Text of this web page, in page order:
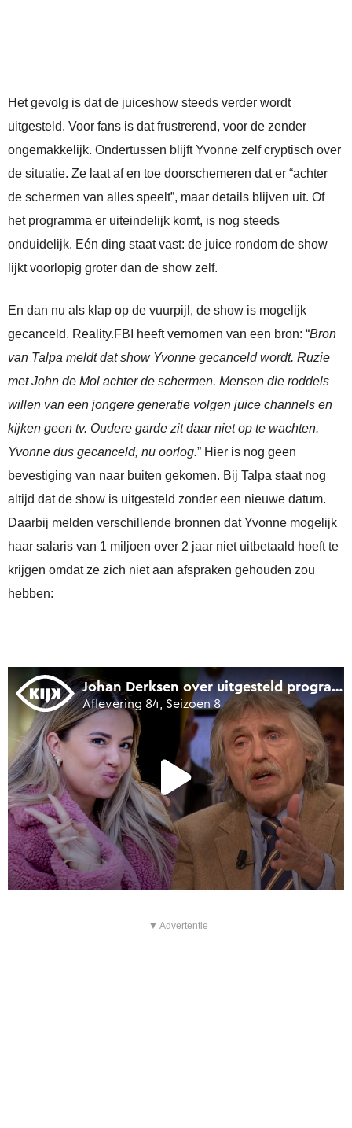
Het gevolg is dat de juiceshow steeds verder wordt
uitgesteld. Voor fans is dat frustrerend, voor de zender
ongemakkelijk. Ondertussen blijft Yvonne zelf cryptisch over
de situatie. Ze laat af en toe doorschemeren dat er “achter
de schermen van alles speelt”, maar details blijven uit. Of
het programma er uiteindelijk komt, is nog steeds
onduidelijk. Eén ding staat vast: de juice rondom de show
lijkt voorlopig groter dan de show zelf.
En dan nu als klap op de vuurpijl, de show is mogelijk
gecanceld. Reality.FBI heeft vernomen van een bron: “Bron
van Talpa meldt dat show Yvonne gecanceld wordt. Ruzie
met John de Mol achter de schermen. Mensen die roddels
willen van een jongere generatie volgen juice channels en
kijken geen tv. Oudere garde zit daar niet op te wachten.
Yvonne dus gecanceld, nu oorlog.” Hier is nog geen
bevestiging van naar buiten gekomen. Bij Talpa staat nog
altijd dat de show is uitgesteld zonder een nieuwe datum.
Daarbij melden verschillende bronnen dat Yvonne mogelijk
haar salaris van 1 miljoen over 2 jaar niet uitbetaald hoeft te
krijgen omdat ze zich niet aan afspraken gehouden zou
hebben:
▼ Advertentie